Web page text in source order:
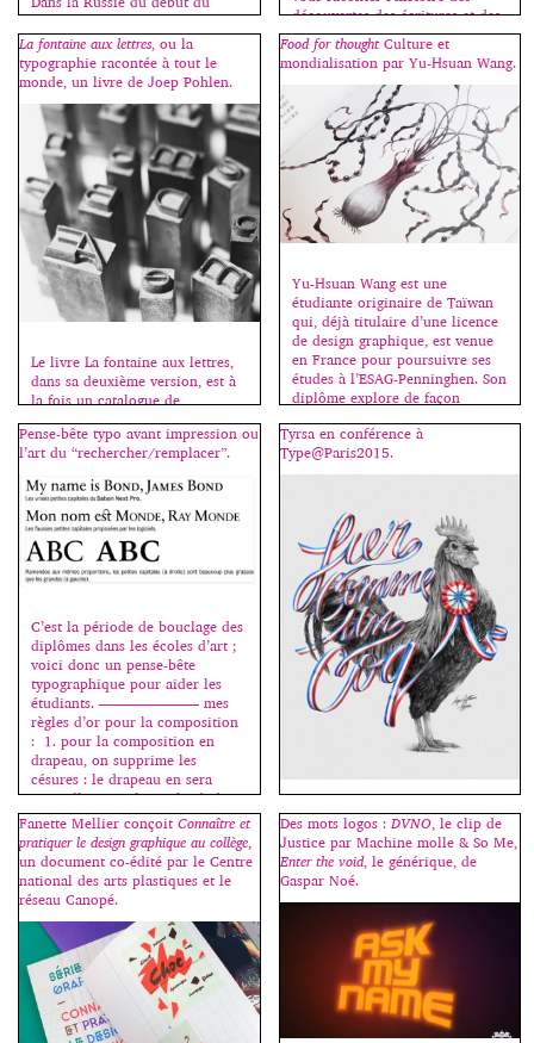
siècle, peintres et poètes
travaillent également en osmose.
Cette façon d’envisager l’art sous
un double regard permet de
découvrir les principes
structurels et l’essence même du
geste créateur que l’on soumet à
des expérimentations multiples
pour mieux comprendre ses
fondements. C’est Ilia
Zdanevitch, alors tout jeune
poète qui choisira […]
découvertes des écritures et des
langues antiques, de la Perse à
la Crète :
http://www.franceinter.fr/emissi
on-sur-les-epaules-de-darwin,
émission de ce jour, samedi 6
juin. Sources images : Wikipedia.
La fontaine aux lettres, ou la
typographie racontée à tout le
monde, un livre de Joep Pohlen.
Le livre La fontaine aux lettres,
dans sa deuxième version, est à
la fois un catalogue de
présentation de caractères, et un
guide pratique pour découvrir
l’histoire de la typographie et se
familiariser avec les règles
d’usage. Il est accompagné d’un
site internet qui reprend une
partie de l’ouvrage et offre ainsi
gratuitement aux étudiants […]
Food for thoughtCulture et
mondialisation par Yu-Hsuan Wang.
Yu-Hsuan Wang est une
étudiante originaire de Taïwan
qui, déjà titulaire d’une licence
de design graphique, est venue
en France pour poursuivre ses
études à l’ESAG-Penninghen. Son
diplôme explore de façon
apportés par la mondialisation
et le métissage des cultures. À
partir de la cuisine, il construit
Pense-bête typo avant impression ou
l’art du “rechercher/remplacer”.
C’est la période de bouclage des
diplômes dans les écoles d’art ;
voici donc un pense-bête
typographique pour aider les
étudiants. ——————— mes
règles d’or pour la composition
: 1. pour la composition en
drapeau, on supprime les
césures : le drapeau en sera
naturellement plus rythmé, donc
plus beau. On essaie au
maximum de faire […]
Tyrsa en conférence à
Type@Paris2015.
“Cette session en français se
déroule dans le cadre des
conférences Type@Paris,
organisées par Jean François
Porchez. Dès 99, Alexis Taïeb
(Tyrsa) découvre le graffiti et y
fait ses premières armes, ses
premières esquisses de lettres.
De là naitra sa vocation et son
amour de la typographie qui
guidera naturellement son
parcours scolaire. Diplômé des
Fanette Mellier conçoit Connaître et
pratiquer le design graphique au collège,
un document co-édité par le Centre
national des arts plastiques et le
réseau Canopé.
Des mots logos : DVNO, le clip de
Justice par Machine molle & So Me,
Enter the void, le générique, de
Gaspar Noé.